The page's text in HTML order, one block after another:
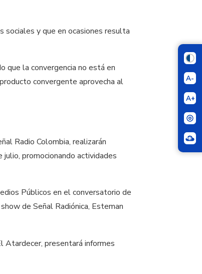
A-
A+
sociales y que en ocasiones resulta
que la convergencia no está en
convergente aprovecha al
Radio Colombia, realizarán
promocionando actividades
Públicos en el conversatorio de
de Señal Radiónica, Esteman
presentará informes